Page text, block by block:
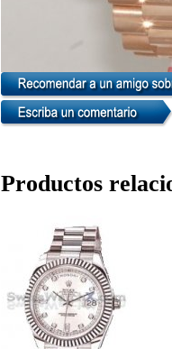
Productos